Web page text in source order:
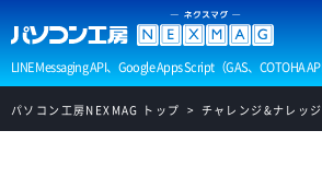
パソコン工房NEXMAG トップ チャレンジ&ナレッジ